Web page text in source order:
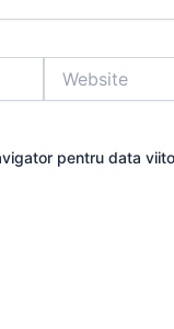
pentru data